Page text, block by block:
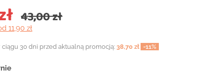
43,00 zł
11,90 zł
ciągu 30 dni przed aktualną promocją:38,70 zł -11%